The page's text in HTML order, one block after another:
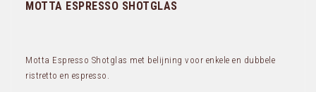
MOTTA ESPRESSO SHOTGLAS
Motta Espresso Shotglas met belijning voor enkele en dubbele
ristretto en espresso.